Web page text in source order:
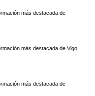
más destacada de
más destacada de Vigo
más destacada de